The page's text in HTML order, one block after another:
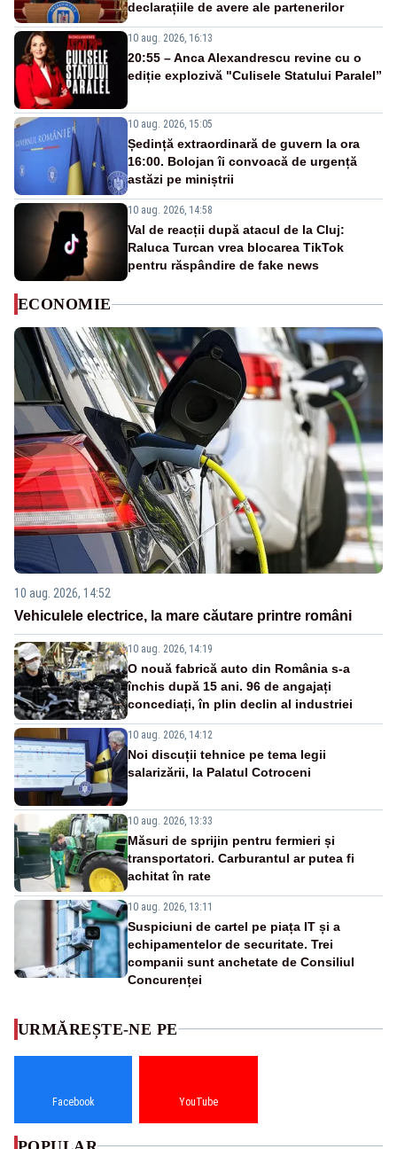
declarațiile de avere ale partenerilor
10 aug. 2026, 16:13
20:55 – Anca Alexandrescu revine cu o
ediție explozivă "Culisele Statului Paralel”
10 aug. 2026, 15:05
Ședință extraordinară de guvern la ora
16:00. Bolojan îi convoacă de urgență
astăzi pe miniștrii
10 aug. 2026, 14:58
Val de reacții după atacul de la Cluj:
Raluca Turcan vrea blocarea TikTok
pentru răspândire de fake news
ECONOMIE
10 aug. 2026, 14:52
Vehiculele electrice, la mare căutare printre români
10 aug. 2026, 14:19
O nouă fabrică auto din România s-a
închis după 15 ani. 96 de angajați
concediați, în plin declin al industriei
10 aug. 2026, 14:12
Noi discuții tehnice pe tema legii
salarizării, la Palatul Cotroceni
10 aug. 2026, 13:33
Măsuri de sprijin pentru fermieri și
transportatori. Carburantul ar putea fi
achitat în rate
10 aug. 2026, 13:11
Suspiciuni de cartel pe piața IT și a
echipamentelor de securitate. Trei
companii sunt anchetate de Consiliul
Concurenței
URMĂREȘTE-NE PE
Facebook YouTube